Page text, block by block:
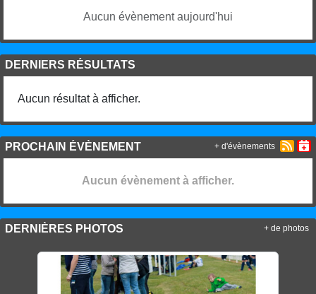
Aucun évènement aujourd'hui
DERNIERS RÉSULTATS
Aucun résultat à afficher.
PROCHAIN ÉVÈNEMENT
Aucun évènement à afficher.
+ d'évènements
DERNIÈRES PHOTOS + de photos